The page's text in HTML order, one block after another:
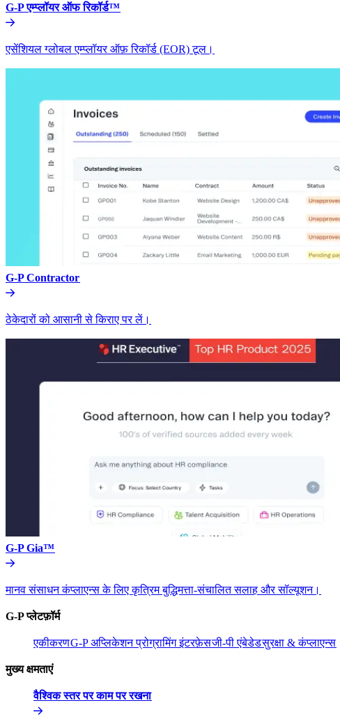
G-P एम्प्लॉयर ऑफ रिकॉर्ड™​​
एसेंशियल ग्लोबल एम्प्लॉयर ऑफ़ रिकॉर्ड (EOR) टूल।​​
G-P Contractor​​
ठेकेदारों को आसानी से किराए पर लें।​​
G-P Gia™​​
मानव संसाधन कंप्लाएन्स के लिए कृत्रिम बुद्धिमत्ता-संचालित सलाह और सॉल्यूशन।​​
G-P प्लेटफ़ॉर्म​​
एकीकरण​​G-P अप्लिकेशन प्रोग्रामिंग इंटरफ़ेस​​जी-पी एंबेडेड​​सुरक्षा & कंप्लाएन्स​​
मुख्य क्षमताएं​​
वैश्विक स्तर पर काम पर रखना​​